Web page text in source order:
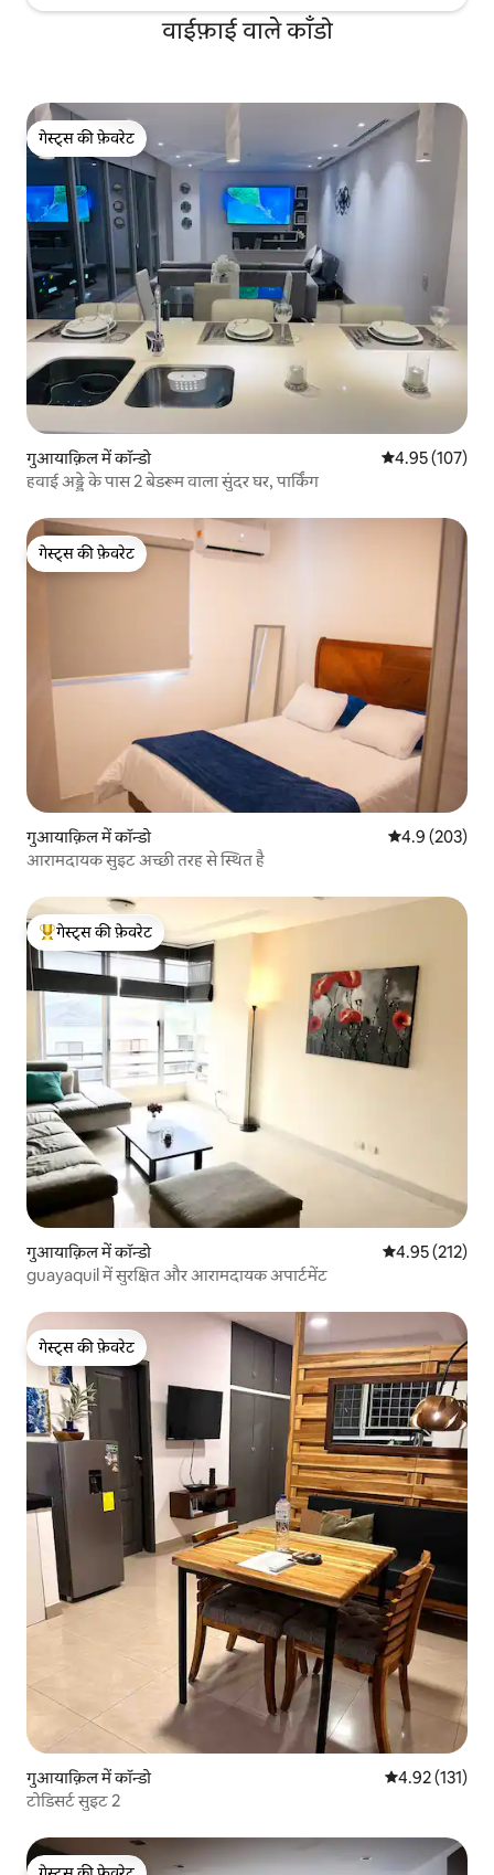
वाईफ़ाई वाले काँडो
गेस्ट्स की फ़ेवरेट
गेस्ट्स की फ़ेवरेट
गुआयाक़िल में कॉन्डो औसत रेटिंग 5 में से
4.95 (107)
हवाई अड्डे के पास 2 बेडरूम वाला सुंदर घर, पार्किंग
गेस्ट्स की फ़ेवरेट
गेस्ट्स की फ़ेवरेट
गुआयाक़िल में कॉन्डो औसत रेटिंग 5 में
4.9 (203)
आरामदायक सुइट अच्छी तरह से स्थित है
गेस्ट्स का टॉप फ़ेवरेट
गेस्ट्स की फ़ेवरेट
गुआयाक़िल में कॉन्डो औसत रेटिंग 5 में से
4.95 (212)
guayaquil में सुरक्षित और आरामदायक अपार्टमेंट
गेस्ट्स की फ़ेवरेट
गेस्ट्स की फ़ेवरेट
गुआयाक़िल में कॉन्डो औसत रेटिंग 5 में से
4.92 (131)
टोडिसर्ट सुइट 2